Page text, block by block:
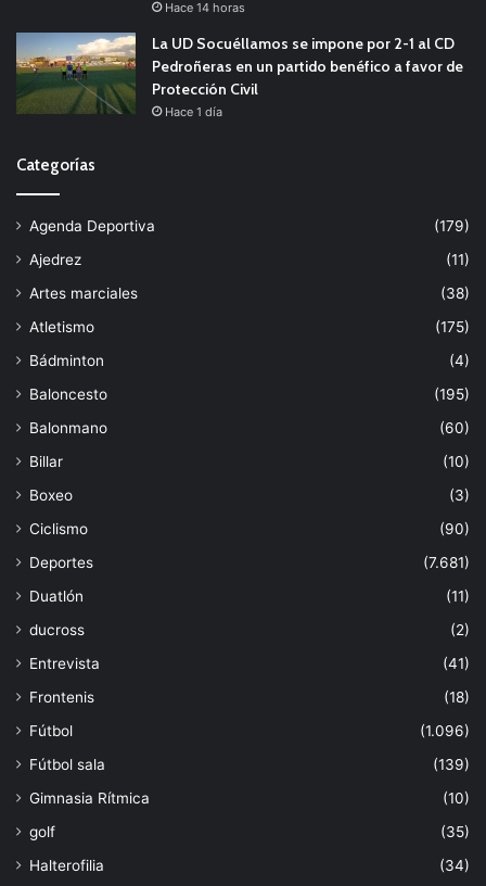
Hace 14 horas
La UD Socuéllamos se impone por 2-1 al CD
Pedroñeras en un partido benéfico a favor de
Protección Civil
Hace 1 día
Categorías
Agenda Deportiva
(179)
Ajedrez
(11)
Artes marciales
(38)
Atletismo
(175)
Bádminton
(4)
Baloncesto
(195)
Balonmano
(60)
Billar
(10)
Boxeo
(3)
Ciclismo
(90)
Deportes
(7.681)
Duatlón
(11)
ducross
(2)
Entrevista
(41)
Frontenis
(18)
Fútbol
(1.096)
Fútbol sala
(139)
Gimnasia Rítmica
(10)
golf
(35)
Halterofilia
(34)